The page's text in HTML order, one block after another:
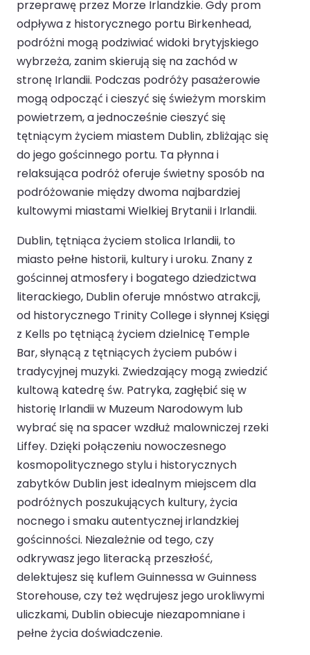
przeprawę przez Morze Irlandzkie. Gdy prom
odpływa z historycznego portu Birkenhead,
podróżni mogą podziwiać widoki brytyjskiego
wybrzeża, zanim skierują się na zachód w
stronę Irlandii. Podczas podróży pasażerowie
mogą odpocząć i cieszyć się świeżym morskim
powietrzem, a jednocześnie cieszyć się
tętniącym życiem miastem Dublin, zbliżając się
do jego gościnnego portu. Ta płynna i
relaksująca podróż oferuje świetny sposób na
podróżowanie między dwoma najbardziej
kultowymi miastami Wielkiej Brytanii i Irlandii.
Dublin, tętniąca życiem stolica Irlandii, to
miasto pełne historii, kultury i uroku. Znany z
gościnnej atmosfery i bogatego dziedzictwa
literackiego, Dublin oferuje mnóstwo atrakcji,
od historycznego Trinity College i słynnej Księgi
z Kells po tętniącą życiem dzielnicę Temple
Bar, słynącą z tętniących życiem pubów i
tradycyjnej muzyki. Zwiedzający mogą zwiedzić
kultową katedrę św. Patryka, zagłębić się w
historię Irlandii w Muzeum Narodowym lub
wybrać się na spacer wzdłuż malowniczej rzeki
Liffey. Dzięki połączeniu nowoczesnego
kosmopolitycznego stylu i historycznych
zabytków Dublin jest idealnym miejscem dla
podróżnych poszukujących kultury, życia
nocnego i smaku autentycznej irlandzkiej
gościnności. Niezależnie od tego, czy
odkrywasz jego literacką przeszłość,
delektujesz się kuflem Guinnessa w Guinness
Storehouse, czy też wędrujesz jego urokliwymi
uliczkami, Dublin obiecuje niezapomniane i
pełne życia doświadczenie.